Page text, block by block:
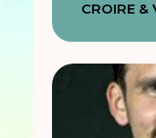
CROIRE &